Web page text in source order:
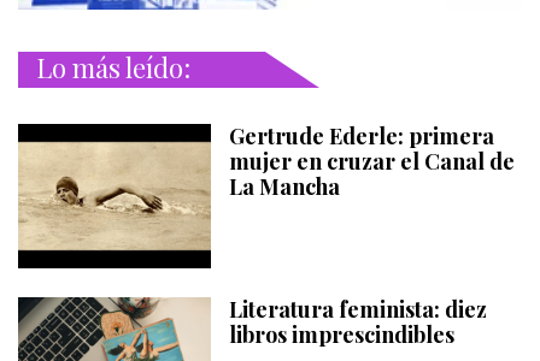
Lo más leído:
Gertrude Ederle: primera
mujer en cruzar el Canal de
La Mancha
Literatura feminista: diez
libros imprescindibles